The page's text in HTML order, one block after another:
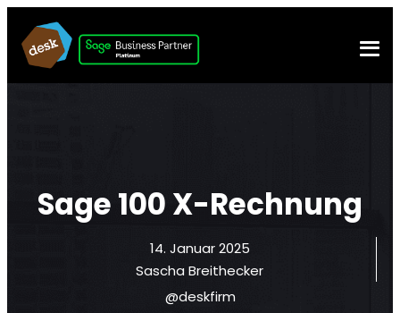
Sage 100 X-Rechnung
14. Januar 2025
Sascha Breithecker
@deskfirm